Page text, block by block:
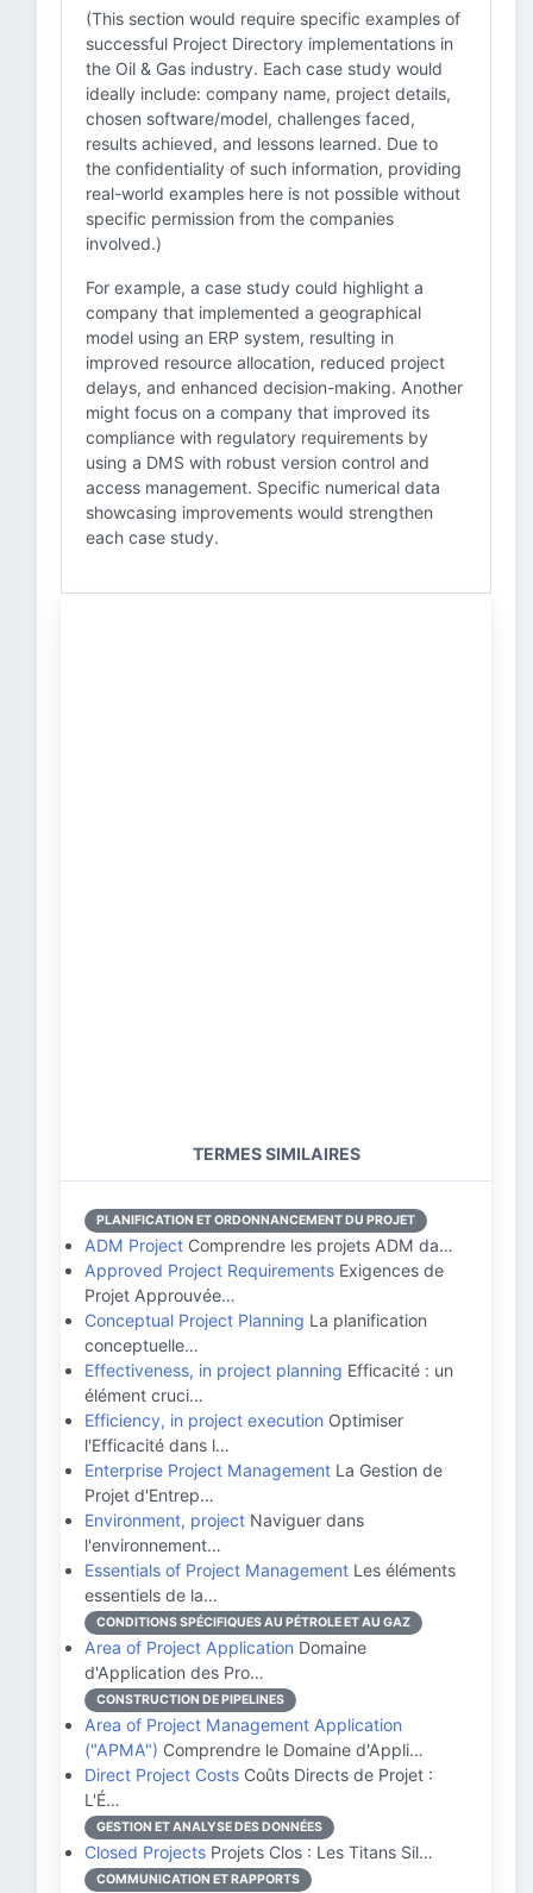
(This section would require specific examples of
successful Project Directory implementations in
the Oil & Gas industry. Each case study would
ideally include: company name, project details,
chosen software/model, challenges faced,
results achieved, and lessons learned. Due to
the confidentiality of such information, providing
real-world examples here is not possible without
specific permission from the companies
involved.)
For example, a case study could highlight a
company that implemented a geographical
model using an ERP system, resulting in
improved resource allocation, reduced project
delays, and enhanced decision-making. Another
might focus on a company that improved its
compliance with regulatory requirements by
using a DMS with robust version control and
access management. Specific numerical data
showcasing improvements would strengthen
each case study.
TERMES SIMILAIRES
PLANIFICATION ET ORDONNANCEMENT DU PROJET
ADM Project Comprendre les projets ADM da…
Approved Project Requirements Exigences de
Projet Approuvée…
Conceptual Project Planning La planification
conceptuelle…
Effectiveness, in project planning Efficacité : un
élément cruci…
Efficiency, in project execution Optimiser
l'Efficacité dans l…
Enterprise Project Management La Gestion de
Projet d'Entrep…
Environment, project Naviguer dans
l'environnement…
Essentials of Project Management Les éléments
essentiels de la…
CONDITIONS SPÉCIFIQUES AU PÉTROLE ET AU GAZ
Area of Project Application Domaine
d'Application des Pro…
CONSTRUCTION DE PIPELINES
Area of Project Management Application
("APMA") Comprendre le Domaine d'Appli…
Direct Project Costs Coûts Directs de Projet :
L'É…
GESTION ET ANALYSE DES DONNÉES
Closed Projects Projets Clos : Les Titans Sil…
COMMUNICATION ET RAPPORTS